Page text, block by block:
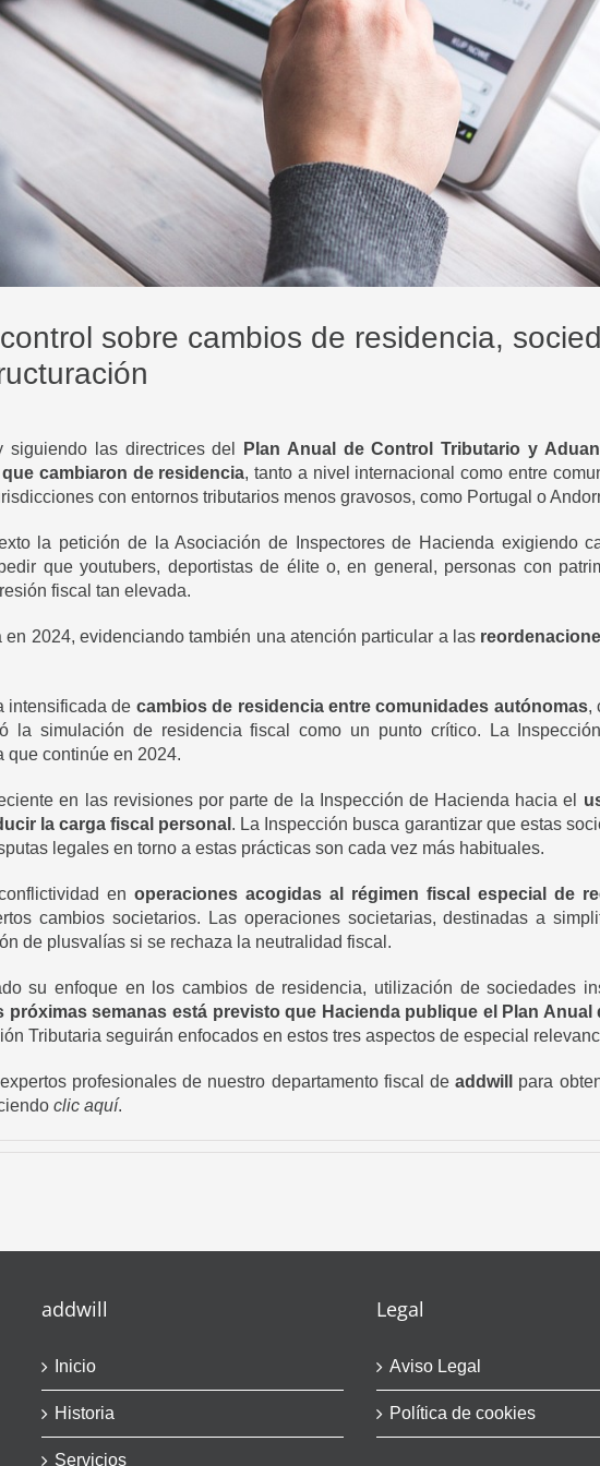
sobre cambios de residencia,
las directrices del Plan Anual de Control Tributario y
que cambiaron de residencia, tanto a nivel internacional como entre
con entornos tributarios menos gravosos, como Portugal o
la petición de la Asociación de Inspectores de Hacienda exigiendo
que youtubers, deportistas de élite o, en general, personas con
fiscal tan elevada.
2024, evidenciando también una atención particular a las
intensificada de cambios de residencia entre comunidades autónomas,
la simulación de residencia fiscal como un punto crítico. La
que continúe en 2024.
en las revisiones por parte de la Inspección de Hacienda hacia el
la carga fiscal personal . La Inspección busca garantizar que estas
legales en torno a estas prácticas son cada vez más habituales.
en operaciones acogidas al régimen fiscal especial de
cambios societarios. Las operaciones societarias, destinadas a
de plusvalías si se rechaza la neutralidad fiscal.
su enfoque en los cambios de residencia, utilización de sociedades
próximas semanas está previsto que Hacienda publique el Plan
Tributaria seguirán enfocados en estos tres aspectos de especial
profesionales de nuestro departamento fiscal deaddwill para
clic aquí.
addwill
Inicio
Historia
Servicios
Legal
Aviso Legal
Política de cookies